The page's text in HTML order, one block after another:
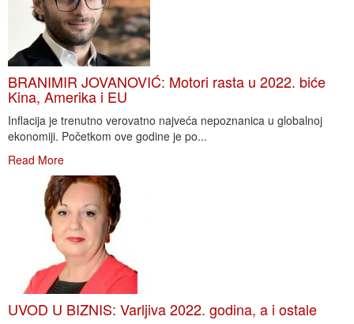
BRANIMIR JOVANOVIĆ: Motori rasta u 2022. biće
Kina, Amerika i EU
Inflacija je trenutno verovatno najveća nepoznanica u globalnoj
ekonomiji. Početkom ove godine je po...
Read More
UVOD U BIZNIS: Varljiva 2022. godina, a i ostale